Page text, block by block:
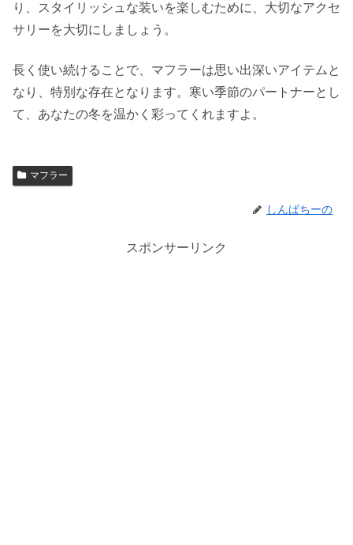
り、スタイリッシュな装いを楽しむために、大切なアクセ
サリーを大切にしましょう。
長く使い続けることで、マフラーは思い出深いアイテムと
なり、特別な存在となります。寒い季節のパートナーとし
て、あなたの冬を温かく彩ってくれますよ。
マフラー
しんぱちーの
スポンサーリンク